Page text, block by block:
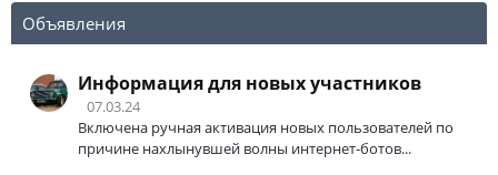
Объявления
Информация для новых участников
07.03.24
Включена ручная активация новых пользователей по
причине нахлынувшей волны интернет-ботов...